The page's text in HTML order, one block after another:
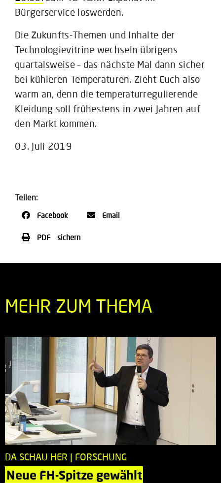
Bürgerservice loswerden.
Die Zukunfts-Themen und Inhalte der
Technologievitrine wechseln übrigens
quartalsweise – das nächste Mal dann sicher
bei kühleren Temperaturen. Zieht Euch also
warm an, denn die temperaturregulierende
Kleidung soll frühestens in zwei Jahren auf
den Markt kommen.
03. Juli 2019
Teilen:
Facebook Email
PDF sichern
MEHR ZUM THEMA
DA SCHAU HER | FORSCHUNG
Neue FH-Spitze gewählt